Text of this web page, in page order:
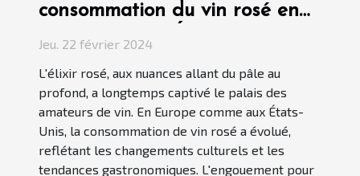
consommation du vin rosé en
Europe et aux États-Unis
Jeu. 22 février 2024
L'élixir rosé, aux nuances allant du pâle au
profond, a longtemps captivé le palais des
amateurs de vin. En Europe comme aux États-
Unis, la consommation de vin rosé a évolué,
reflétant les changements culturels et les
tendances gastronomiques. L'engouement pour